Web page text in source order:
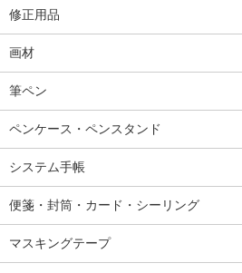
修正用品
画材
筆ペン
ペンケース・ペンスタンド
システム手帳
便箋・封筒・カード・シーリング
マスキングテープ